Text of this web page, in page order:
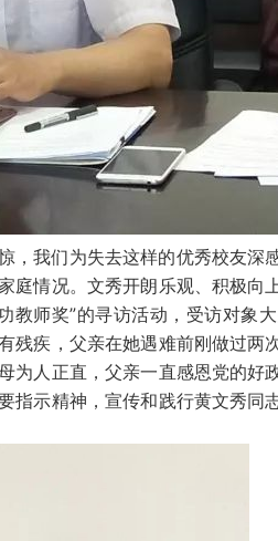
，我们为失去这样的优秀校友深
庭情况。文秀开朗乐观、积极向
师奖”的寻访活动，受访对象
残疾，父亲在她遇难前刚做过两
为人正直，父亲一直感恩党的好
指示精神，宣传和践行黄文秀同